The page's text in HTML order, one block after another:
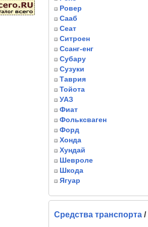
Ровер
Сааб
Сеат
Ситроен
Ссанг-енг
Субару
Сузуки
Таврия
Тойота
УАЗ
Фиат
Фольксваген
Форд
Хонда
Хундай
Шевроле
Шкода
Ягуар
Средства транспорта /